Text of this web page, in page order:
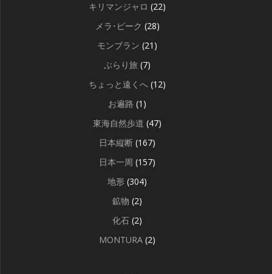
キリマンジャロ (22)
メラ･ピーク (28)
モンブラン (21)
ぶらり旅 (7)
ちょっと遠くへ (12)
お遍路 (1)
東海自然歩道 (47)
日本縦断 (167)
日本一周 (157)
地形 (304)
鉱物 (2)
化石 (2)
MONTURA (2)